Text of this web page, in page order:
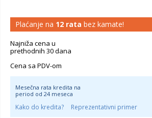
Plaćanje na 12 rata bez kamate!
Najniža cena u
prethodnih 30 dana
Cena sa PDV-om
Mesečna rata kredita na
period od 24 meseca
Kako do kredita? Reprezentativni primer